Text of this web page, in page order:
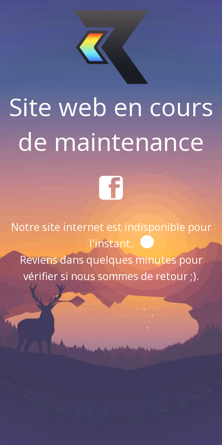
Site web en cours
de maintenance
Notre site internet est indisponible pour
l'instant.
Reviens dans quelques minutes pour
vérifier si nous sommes de retour ;).